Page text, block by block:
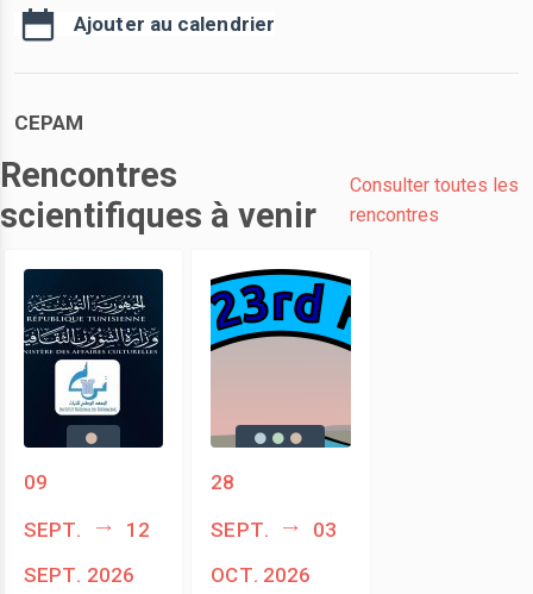
Ajouter au calendrier
CEPAM
Rencontres
scientifiques à venir
Consulter toutes les
rencontres
09
sept.
12
sept. 2026
28
sept.
03
oct. 2026